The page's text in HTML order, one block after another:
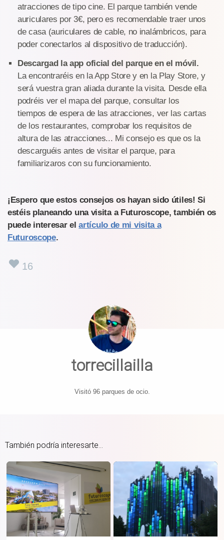
atracciones de tipo cine. El parque también vende
auriculares por 3€, pero es recomendable traer unos
de casa (auriculares de cable, no inalámbricos, para
poder conectarlos al dispositivo de traducción).
Descargad la app oficial del parque en el móvil.
La encontraréis en la App Store y en la Play Store, y
será vuestra gran aliada durante la visita. Desde ella
podréis ver el mapa del parque, consultar los
tiempos de espera de las atracciones, ver las cartas
de los restaurantes, comprobar los requisitos de
altura de las atracciones... Mi consejo es que os la
descarguéis antes de visitar el parque, para
familiarizaros con su funcionamiento.
¡Espero que estos consejos os hayan sido útiles! Si
estéis planeando una visita a Futuroscope, también os
puede interesar elartículo de mi visita a
Futuroscope.
16
torrecillailla
Visitó 96 parques de ocio.
También podría interesarte...